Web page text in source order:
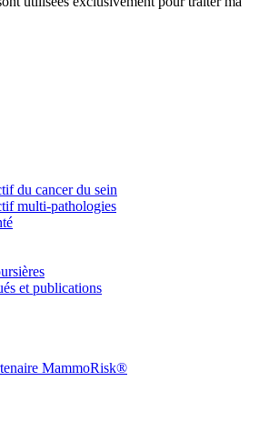
du cancer du sein
multi-pathologies
et publications
MammoRisk®